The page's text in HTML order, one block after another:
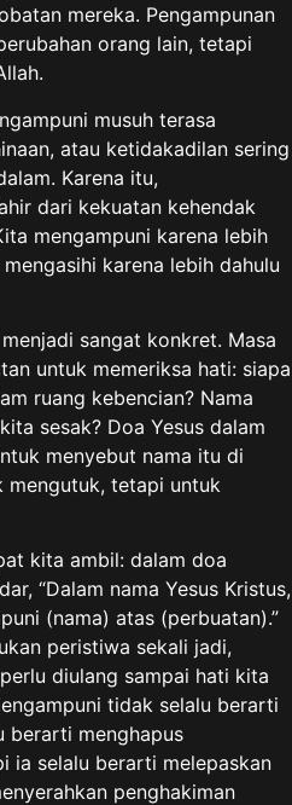
mereka. Pengampunan
orang lain, tetapi
musuh terasa
atau ketidakadilan sering
Karena itu,
dari kekuatan kehendak
mengampuni karena lebih
karena lebih dahulu
sangat konkret. Masa
untuk memeriksa hati: siapa
ruang kebencian? Nama
sesak? Doa Yesus dalam
menyebut nama itu di
mengutuk, tetapi untuk
kita ambil: dalam doa
“Dalam nama Yesus Kristus,
(nama) atas (perbuatan).”
peristiwa sekali jadi,
diulang sampai hati kita
tidak selalu berarti
berarti menghapus
ia selalu berarti melepaskan
penghakiman